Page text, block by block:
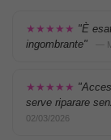
★★★★★ "È
ingombrante"
—
★★★★★
serve riparare
02/03/2026